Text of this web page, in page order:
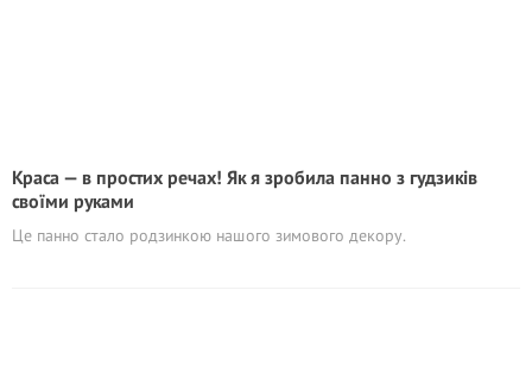
Краса — в простих речах! Як я зробила панно з гудзиків
своїми руками
Це панно стало родзинкою нашого зимового декору.